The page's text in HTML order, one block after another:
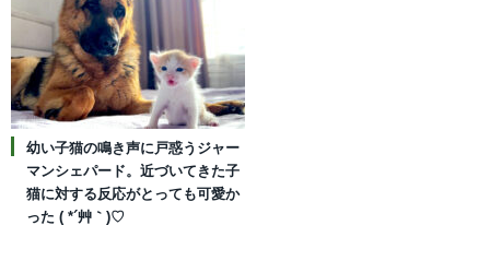
幼い子猫の鳴き声に戸惑うジャー
マンシェパード。近づいてきた子
猫に対する反応がとっても可愛か
った ( *´艸｀)♡